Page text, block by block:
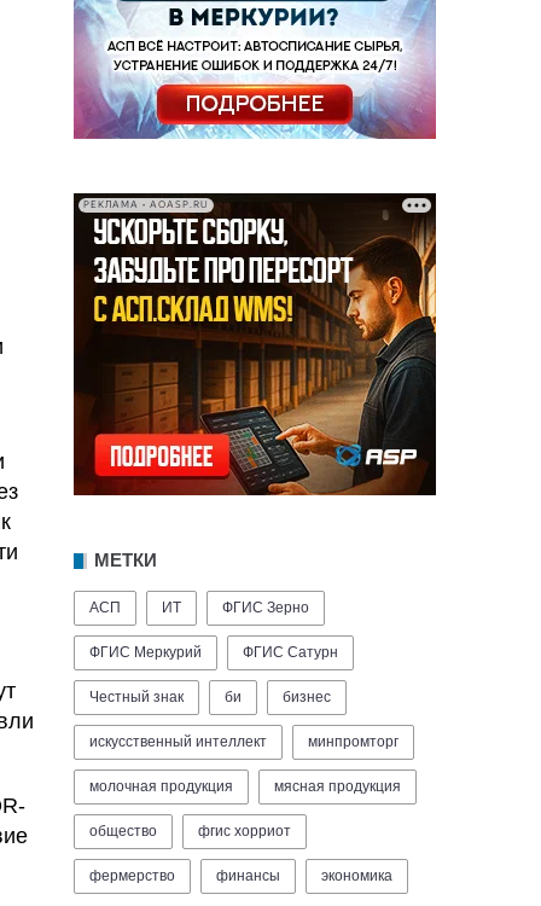
РЕКЛАМА • AOASP.RU
МЕТКИ
АСП ИТ ФГИС Зерно
ФГИС Меркурий ФГИС Сатурн
Честный знак би бизнес
искусственный интеллект минпромторг
молочная продукция мясная продукция
общество фгис хорриот
фермерство финансы экономика